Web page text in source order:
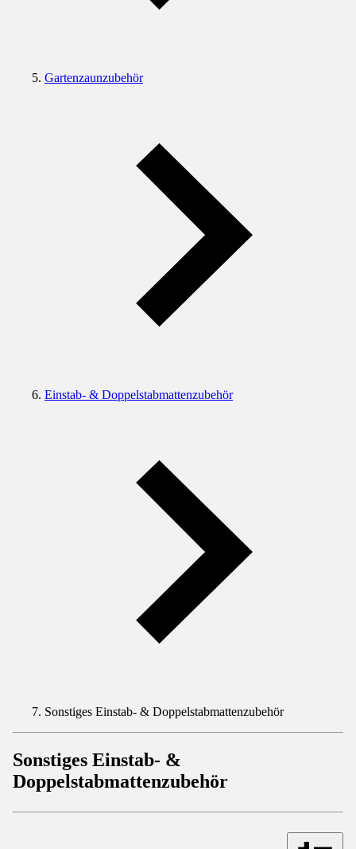
Gartenzaunzubehör
Einstab- & Doppelstabmattenzubehör
Sonstiges Einstab- & Doppelstabmattenzubehör
Sonstiges Einstab- &
Doppelstabmattenzubehör